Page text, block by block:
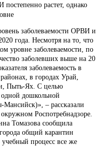
растет, однако
заболеваемости ОРВИ и
года. Несмотря на то, что
уровне заболеваемости, по
заболевших выше на 20
заболеваемость в
в городах Урай,
Пыть-Ях. С целью
одной дошкольной
Мансийск)», – рассказали
Роспотребнадзоре.
Томазова сообщила
общий карантин
процесс все же